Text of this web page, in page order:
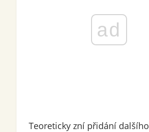
ad
Teoreticky zní přidání